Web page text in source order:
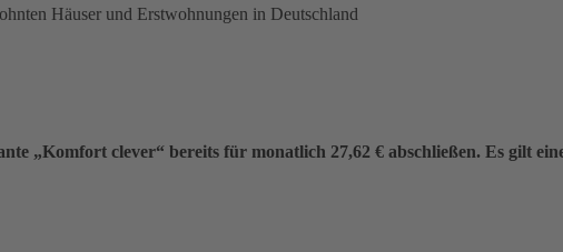
Häuser und Erstwohnungen in Deutschland
„Komfort clever“ bereits für monatlich 27,62 € abschließen. Es gilt